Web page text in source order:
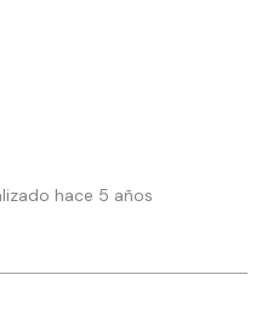
hace 5 años